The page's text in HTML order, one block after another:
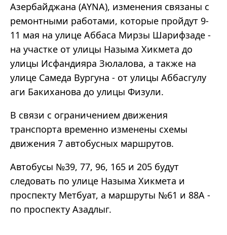
Азербайджана (AYNA), изменения связаны с
ремонтными работами, которые пройдут 9-
11 мая на улице Аббаса Мирзы Шарифзаде -
на участке от улицы Назыма Хикмета до
улицы Исфандияра Зюлалова, а также на
улице Самеда Вургуна - от улицы Аббасгулу
аги Бакиханова до улицы Физули.
В связи с ограничением движения
транспорта временно изменены схемы
движения 7 автобусных маршрутов.
Автобусы №39, 77, 96, 165 и 205 будут
следовать по улице Назыма Хикмета и
проспекту Метбуат, а маршруты №61 и 88A -
по проспекту Азадлыг.